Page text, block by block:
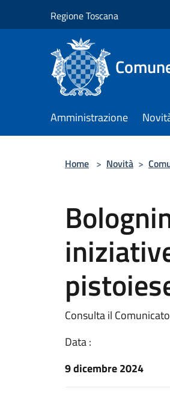
Regione Toscana
Amministrazione
Home > Novità >
Consulta il
Data :
9 dicembre 2024